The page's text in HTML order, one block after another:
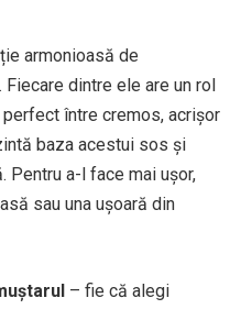
armonioasă de
dintre ele are un rol
între cremos, acrișor
baza acestui sos și
Pentru a-l face mai ușor,
sau una ușoară din
– fie că alegi